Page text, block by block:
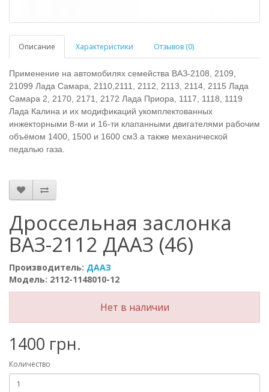
Описание Характеристики Отзывов (0)
Применение на автомобилях семейства ВАЗ-2108, 2109,
21099 Лада Самара, 2110,2111, 2112, 2113, 2114, 2115 Лада
Самара 2, 2170, 2171, 2172 Лада Приора, 1117, 1118, 1119
Лада Калина и их модификаций укомплектованных
инжекторными 8-ми и 16-ти клапанными двигателями рабочим
объёмом 1400, 1500 и 1600 см3 а также механической
педалью газа.
Дроссельная заслонка
ВАЗ-2112 ДААЗ (46)
Производитель: ДААЗ
Модель: 2112-1148010-12
Нет в наличии
1400 грн.
Количество